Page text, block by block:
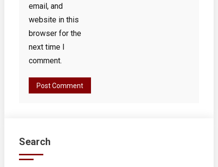
email, and
website in this
browser for the
next time I
comment.
Search